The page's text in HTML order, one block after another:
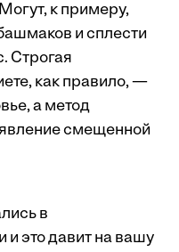
к примеру,
и сплести
Строгая
как правило, —
а метод
смещенной
в
и это давит на вашу